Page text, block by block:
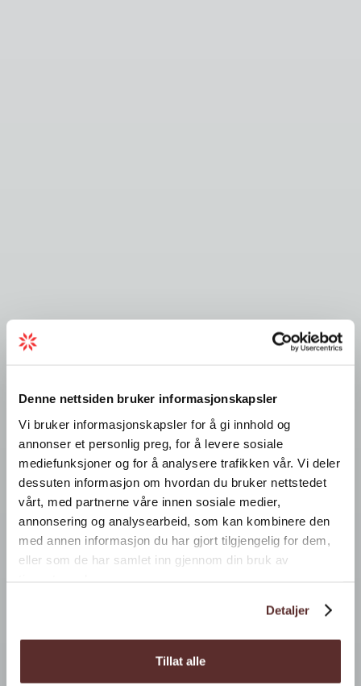
Denne nettsiden bruker informasjonskapsler
Vi bruker informasjonskapsler for å gi innhold og
annonser et personlig preg, for å levere sosiale
mediefunksjoner og for å analysere trafikken vår. Vi deler
dessuten informasjon om hvordan du bruker nettstedet
vårt, med partnerne våre innen sosiale medier,
annonsering og analysearbeid, som kan kombinere den
med annen informasjon du har gjort tilgjengelig for dem,
eller som de har samlet inn gjennom din bruk av
Detaljer
Tillat alle